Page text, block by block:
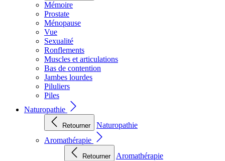
Mémoire
Prostate
Ménopause
Vue
Sexualité
Ronflements
Muscles et articulations
Bas de contention
Jambes lourdes
Piluliers
Piles
Naturopathie
Retourner
Naturopathie
Aromathérapie
Retourner
Aromathérapie